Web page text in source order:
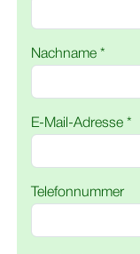
Nachname *
E-Mail-Adresse *
Telefonnummer